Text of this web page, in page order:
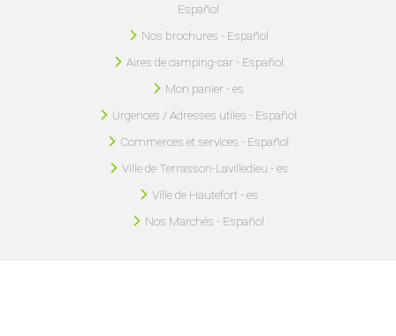
Español
Nos brochures - Español
Aires de camping-car - Español
Mon panier - es
Urgences / Adresses utiles - Español
Commerces et services - Español
Ville de Terrasson-Lavilledieu - es
Ville de Hautefort - es
Nos Marchés - Español